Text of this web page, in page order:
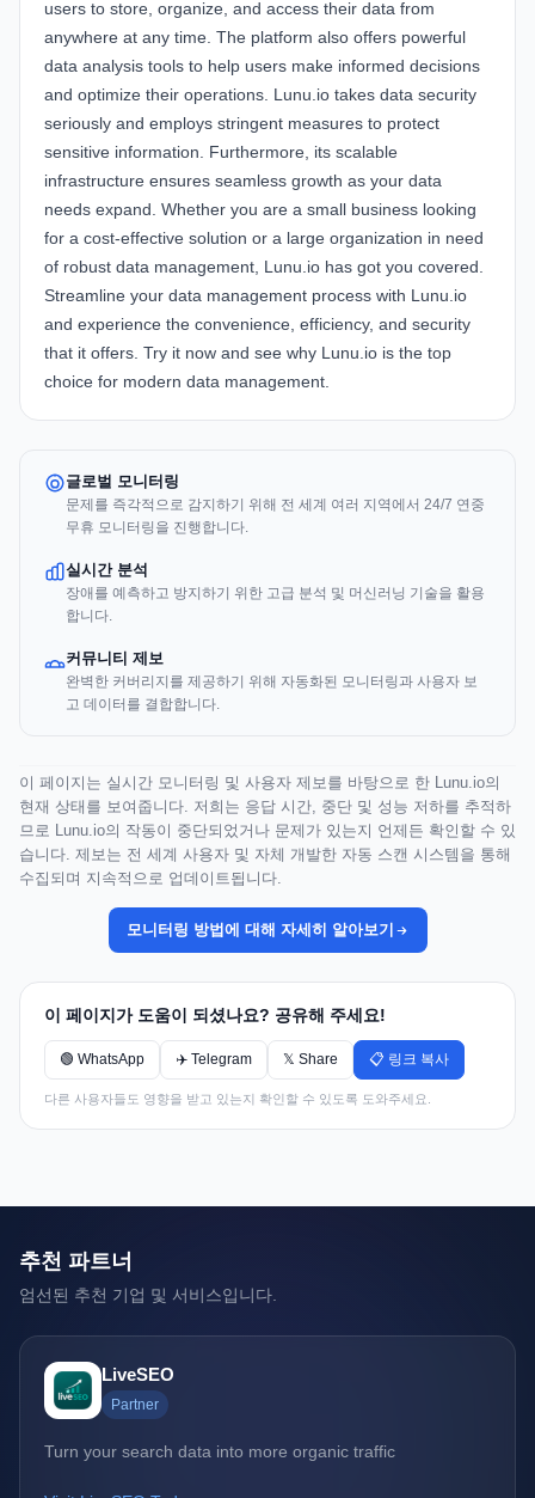
users to store, organize, and access their data from
anywhere at any time. The platform also offers powerful
data analysis tools to help users make informed decisions
and optimize their operations. Lunu.io takes data security
seriously and employs stringent measures to protect
sensitive information. Furthermore, its scalable
infrastructure ensures seamless growth as your data
needs expand. Whether you are a small business looking
for a cost-effective solution or a large organization in need
of robust data management, Lunu.io has got you covered.
Streamline your data management process with Lunu.io
and experience the convenience, efficiency, and security
that it offers. Try it now and see why Lunu.io is the top
choice for modern data management.
글로벌 모니터링
문제를 즉각적으로 감지하기 위해 전 세계 여러 지역에서 24/7 연중
무휴 모니터링을 진행합니다.
실시간 분석
장애를 예측하고 방지하기 위한 고급 분석 및 머신러닝 기술을 활용
합니다.
커뮤니티 제보
완벽한 커버리지를 제공하기 위해 자동화된 모니터링과 사용자 보
고 데이터를 결합합니다.
이 페이지는 실시간 모니터링 및 사용자 제보를 바탕으로 한 Lunu.io의
현재 상태를 보여줍니다. 저희는 응답 시간, 중단 및 성능 저하를 추적하
므로 Lunu.io의 작동이 중단되었거나 문제가 있는지 언제든 확인할 수 있
습니다. 제보는 전 세계 사용자 및 자체 개발한 자동 스캔 시스템을 통해
수집되며 지속적으로 업데이트됩니다.
모니터링 방법에 대해 자세히 알아보기
이 페이지가 도움이 되셨나요? 공유해 주세요!
🟢 WhatsApp ✈️ Telegram 𝕏 Share 📋 링크 복사
다른 사용자들도 영향을 받고 있는지 확인할 수 있도록 도와주세요.
추천 파트너
엄선된 추천 기업 및 서비스입니다.
LiveSEO
Partner
Turn your search data into more organic traffic